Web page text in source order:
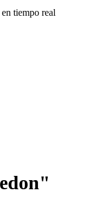
tiempo real